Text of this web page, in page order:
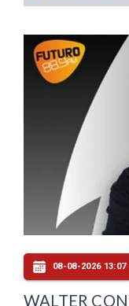
08-08-2026 13:07
WALTER